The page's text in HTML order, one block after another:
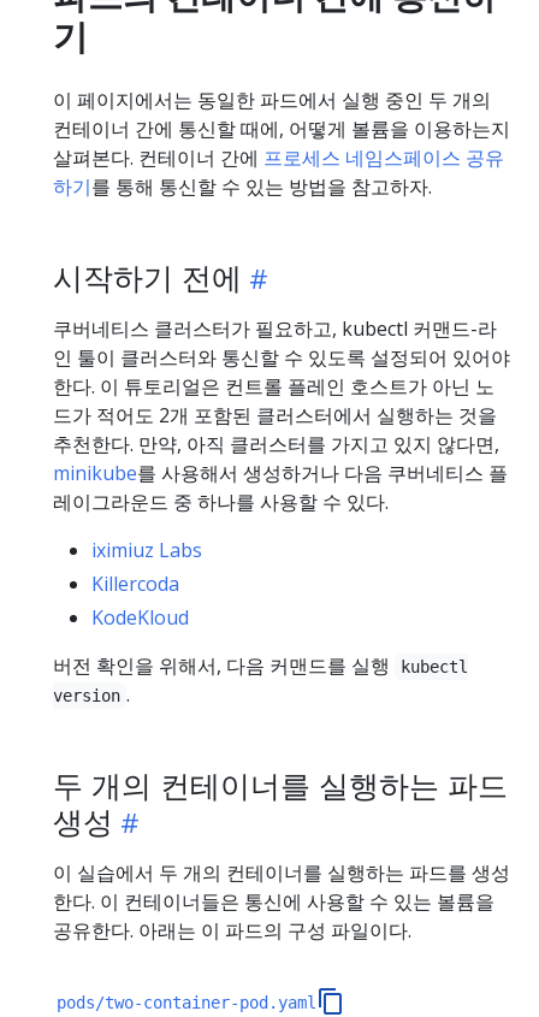
기
이 페이지에서는 동일한 파드에서 실행 중인 두 개의
컨테이너 간에 통신할 때에, 어떻게 볼륨을 이용하는지
살펴본다. 컨테이너 간에 프로세스 네임스페이스 공유
하기를 통해 통신할 수 있는 방법을 참고하자.
시작하기 전에
쿠버네티스 클러스터가 필요하고, kubectl 커맨드-라
인 툴이 클러스터와 통신할 수 있도록 설정되어 있어야
한다. 이 튜토리얼은 컨트롤 플레인 호스트가 아닌 노
드가 적어도 2개 포함된 클러스터에서 실행하는 것을
추천한다. 만약, 아직 클러스터를 가지고 있지 않다면,
minikube를 사용해서 생성하거나 다음 쿠버네티스 플
레이그라운드 중 하나를 사용할 수 있다.
iximiuz Labs
Killercoda
KodeKloud
버전 확인을 위해서, 다음 커맨드를 실행
kubectl
version .
두 개의 컨테이너를 실행하는 파드
생성
이 실습에서 두 개의 컨테이너를 실행하는 파드를 생성
한다. 이 컨테이너들은 통신에 사용할 수 있는 볼륨을
공유한다. 아래는 이 파드의 구성 파일이다.
pods/two-container-pod.yaml